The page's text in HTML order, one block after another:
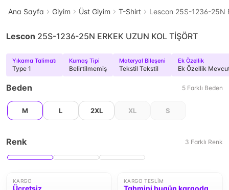
Ana Sayfa Giyim Üst Giyim T-Shirt Lescon 25S-1236-25N
Lescon 25S-1236-25N ERKEK UZUN KOL TİŞÖRT
Yıkama Talimatı
Type 1
Kumaş Tipi
Belirtilmemiş
Materyal Bileşeni
Tekstil Tekstil
Ek Özellik
Ek Özellik
Beden 5 Farklı Beden
M L 2XL XL S
Renk 3 Farklı Renk
KARGO
Ücretsiz
KARGO TESLIM
Tahmini bugün kargoda